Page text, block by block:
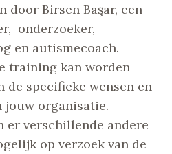
door Birsen Başar, een
onderzoeker,
en autismecoach.
training kan worden
de specifieke wensen en
jouw organisatie.
er verschillende andere
op verzoek van de